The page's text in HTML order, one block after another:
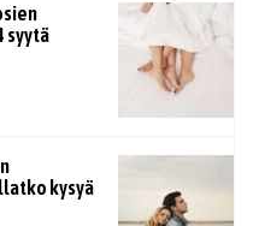
syytä
kysyä